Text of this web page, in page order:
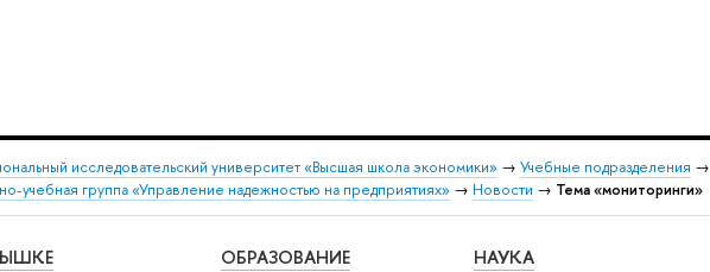
исследовательский университет «Высшая школа экономики» → Учебные подразделения →
учебная группа «Управление надежностью на предприятиях» → Новости → Тема «мониторинги»
ОБРАЗОВАНИЕ НАУКА